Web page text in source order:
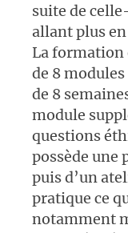
suite de
allant plus
La formation
de 8
de 8
module
questions
possède une
puis d’un
pratique ce
notamment